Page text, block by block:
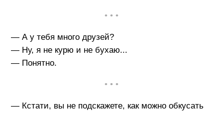
• • •
— А у тебя много друзей?
— Ну, я не курю и не бухаю...
— Понятно.
• • •
— Кстати, вы не подскажете, как можно обкусать